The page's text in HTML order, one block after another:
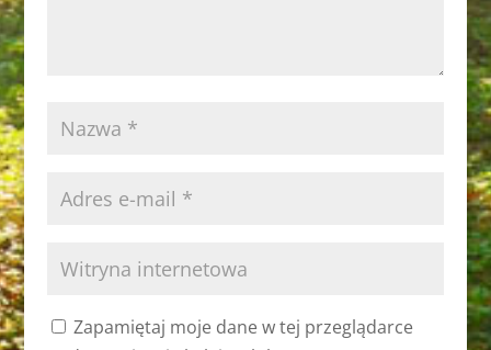
Zapamiętaj moje dane w tej przeglądarce